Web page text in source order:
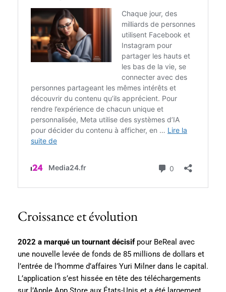
Croissance et évolution
2022 a marqué un tournant décisifpour BeReal avec
une nouvelle levée de fonds de 85 millions de dollars et
l’entrée de l’homme d’affaires Yuri Milner dans le capital.
L’application s’est hissée en tête des téléchargements